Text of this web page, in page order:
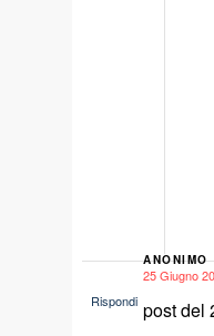
ANONIMO
25 Giugno
post del
Rispondi